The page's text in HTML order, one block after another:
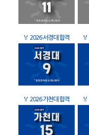
🏅 2026 서경대 합격 🏅
🏅 2026 가천대 합격 🏅